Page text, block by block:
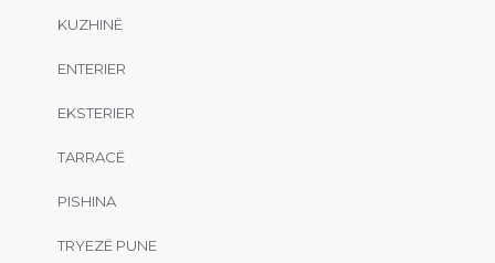
KUZHINË
ENTERIER
EKSTERIER
TARRACË
PISHINA
TRYEZË PUNE